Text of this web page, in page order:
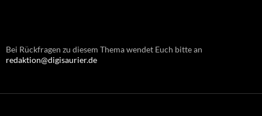
Bei Rückfragen zu diesem Thema wendet Euch bitte an
redaktion@digisaurier.de